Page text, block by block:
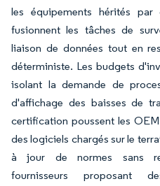
les équipements hérités
fusionnent les tâches de
liaison de données tout en
déterministe. Les budgets
isolant la demande de
d'affichage des baisses de
certification poussent les
des logiciels chargés sur le
à jour de normes sans
fournisseurs proposant